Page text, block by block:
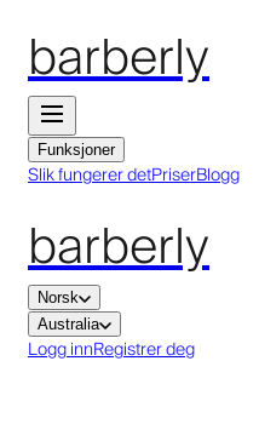
barberly
Funksjoner
Slik fungerer detPriserBlogg
barberly
Norsk
Australia
Logg innRegistrer deg